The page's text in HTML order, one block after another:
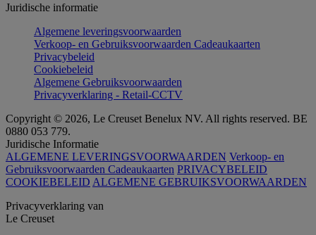
Juridische informatie
Algemene leveringsvoorwaarden
Verkoop- en Gebruiksvoorwaarden Cadeaukaarten
Privacybeleid
Cookiebeleid
Algemene Gebruiksvoorwaarden
Privacyverklaring - Retail-CCTV
Copyright © 2026, Le Creuset Benelux NV. All rights reserved. BE
0880 053 779.
Juridische Informatie
ALGEMENE LEVERINGSVOORWAARDEN Verkoop- en
Gebruiksvoorwaarden Cadeaukaarten PRIVACYBELEID
COOKIEBELEID ALGEMENE GEBRUIKSVOORWAARDEN
Privacyverklaring van
Le Creuset